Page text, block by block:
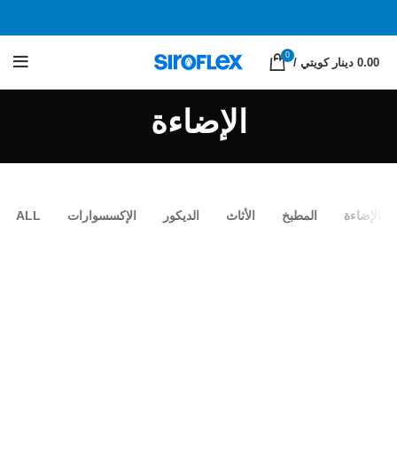
0
/ 0.00 دينار كويتي
الإضاءة
ALL الإكسسوارات الديكور الأثاث المطبخ الإضاءة